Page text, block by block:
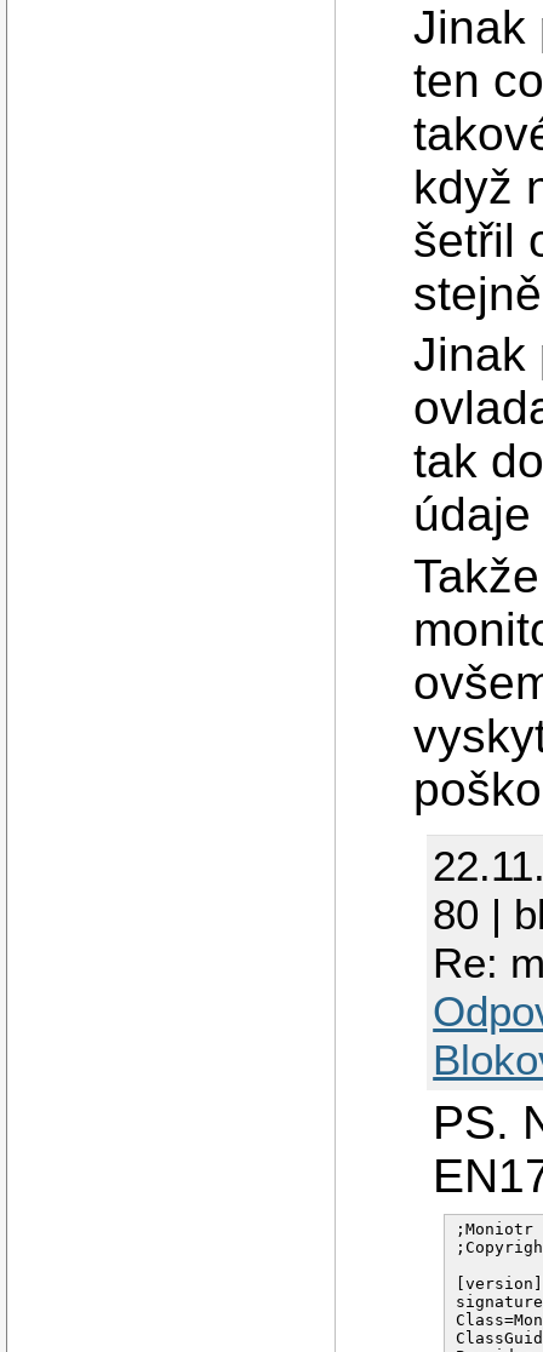
Jinak
ten
když
šetřil
Jinak
tak
80 |
Re:
PS.
;Moniotr
[version]